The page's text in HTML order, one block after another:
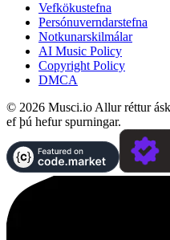
Vefkökustefna
Persónuverndarstefna
Notkunarskilmálar
AI Music Policy
Copyright Policy
DMCA
© 2026 Musci.io Allur réttur
ef þú hefur spurningar.